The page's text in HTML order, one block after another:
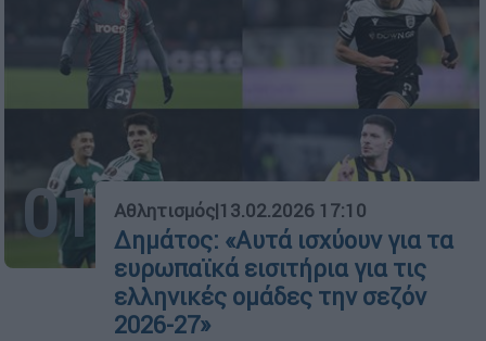
01 Αθλητισμός|13.02.2026 17:10
Δημάτος: «Αυτά ισχύουν για τα
ευρωπαϊκά εισιτήρια για τις
ελληνικές ομάδες την σεζόν
2026-27»